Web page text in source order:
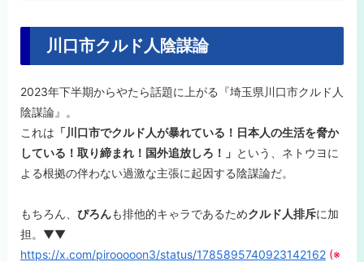
川口市クルド人陰謀論
2023年下半期からやたら話題に上がる『埼玉県川口市クルド人
陰謀論』。
これは 「川口市でクルド人が暴れている！日本人の生活を脅か
している！取り締まれ！国外追放しろ！」 という、ネトウヨに
よる根拠の伴わない過激な主張に起因する陰謀論だ。
もちろん、 ぴろんも排他的キゃラであるためクルド人排斥に加
担。▼▼
https://x.com/pirooooon3/status/1785895740923142162 (※